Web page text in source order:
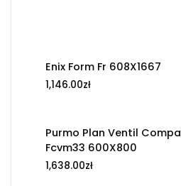
Enix Form Fr 608X1667
1,146.00zł
Purmo Plan Ventil
Fcvm33 600X800
1,638.00zł